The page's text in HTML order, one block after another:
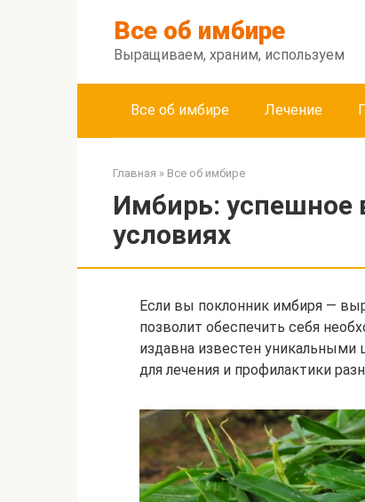
Все об имбире
Выращиваем, храним, используем
Все об имбире Лечение
Главная » Все об имбире
Имбирь:
условиях
Если вы поклонник имбиря —
позволит обеспечить себя
издавна известен
для лечения и профилактики